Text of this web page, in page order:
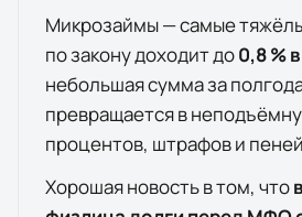
Микрозаймы — самые
по закону доходит до0,8 %
небольшая сумма за
превращается в
процентов, штрафов и
Хорошая новость в том, что